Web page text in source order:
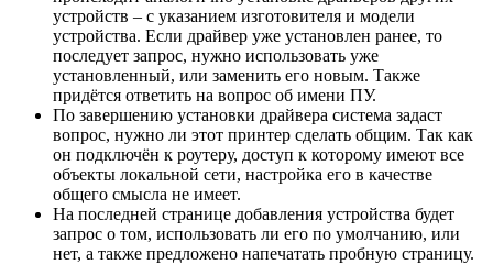
устройств – с указанием изготовителя и модели
устройства. Если драйвер уже установлен ранее, то
последует запрос, нужно использовать уже
установленный, или заменить его новым. Также
придётся ответить на вопрос об имени ПУ.
По завершению установки драйвера система задаст
вопрос, нужно ли этот принтер сделать общим. Так как
он подключён к роутеру, доступ к которому имеют все
объекты локальной сети, настройка его в качестве
общего смысла не имеет.
На последней странице добавления устройства будет
запрос о том, использовать ли его по умолчанию, или
нет, а также предложено напечатать пробную страницу.